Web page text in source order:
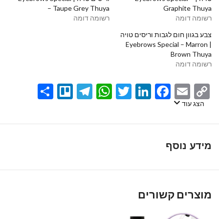
Graphite Thuya⁩⁩⁩
רשומה דומה
– Taupe Grey Thuya⁩⁩⁩⁩
רשומה דומה
צבע בגוון חום לגבות וריסים טויה
| Eyebrows Special – Marron
Brown Thuya⁩⁩
רשומה דומה
Copy
Link
Email
Facebook
LinkedIn
Twitter
WhatsApp
Telegram
Trello
הצג עוד
מידע נוסף
מוצרים קשורים